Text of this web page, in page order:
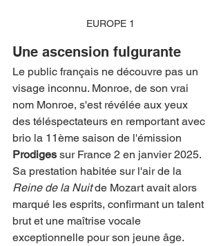
EUROPE 1
Une ascension fulgurante
Le public français ne découvre pas un
visage inconnu. Monroe, de son vrai
nom Monroe, s'est révélée aux yeux
des téléspectateurs en remportant avec
brio la 11ème saison de l'émission
Prodiges sur France 2 en janvier 2025.
Sa prestation habitée sur l'air de la
Reine de la Nuit de Mozart avait alors
marqué les esprits, confirmant un talent
brut et une maîtrise vocale
exceptionnelle pour son jeune âge.